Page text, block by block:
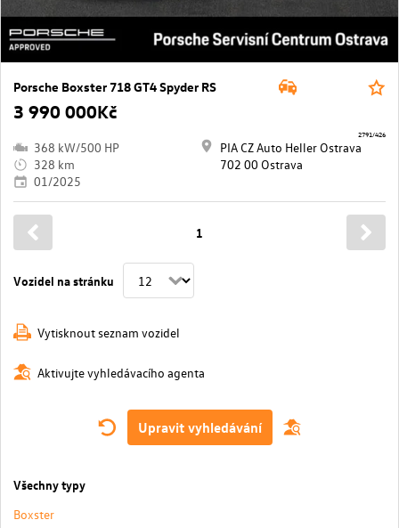
Porsche Boxster 718 GT4 Spyder RS
3 990 000Kč
368 kW/500 HP
328 km
01/2025
PIA CZ Auto Heller Ostrava
702 00 Ostrava
2791/426
Vozidel na stránku
1
Vytisknout seznam vozidel
Aktivujte vyhledávacího agenta
Upravit vyhledávání
Všechny typy
Boxster